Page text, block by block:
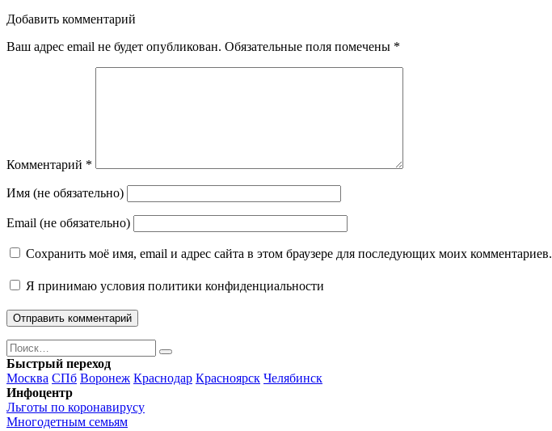
Добавить комментарий
Ваш адрес email не будет опубликован. Обязательные поля помечены *
Комментарий *
Имя (не обязательно)
Email (не обязательно)
Сохранить моё имя, email и адрес сайта в этом браузере для последующих моих комментариев.
Я принимаю условия политики конфиденциальности
Поиск
Найти
Быстрый переход
Москва СПб Воронеж Краснодар Красноярск Челябинск
Инфоцентр
Льготы по коронавирусу
Многодетным семьям